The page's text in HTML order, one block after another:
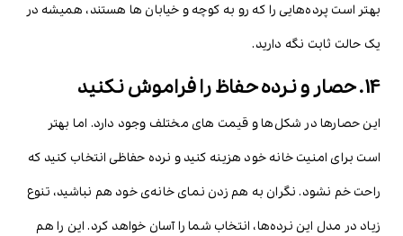
بهتر است پرده‌هایی را که رو به کوچه و خیابان ها هستند، همیشه در
یک حالت ثابت نگه دارید.
14. حصار و نرده حفاظ را فراموش نکنید
این حصارها در شکل‌ها و قیمت های مختلف وجود دارد. اما بهتر
است برای امنیت خانه خود هزینه کنید و نرده حفاظی انتخاب کنید که
راحت خم نشود. نگران به هم زدن نمای خانه‌ی خود هم نباشید، تنوع
زیاد در مدل این نرده‌ها، انتخاب شما را آسان خواهد کرد. این را هم